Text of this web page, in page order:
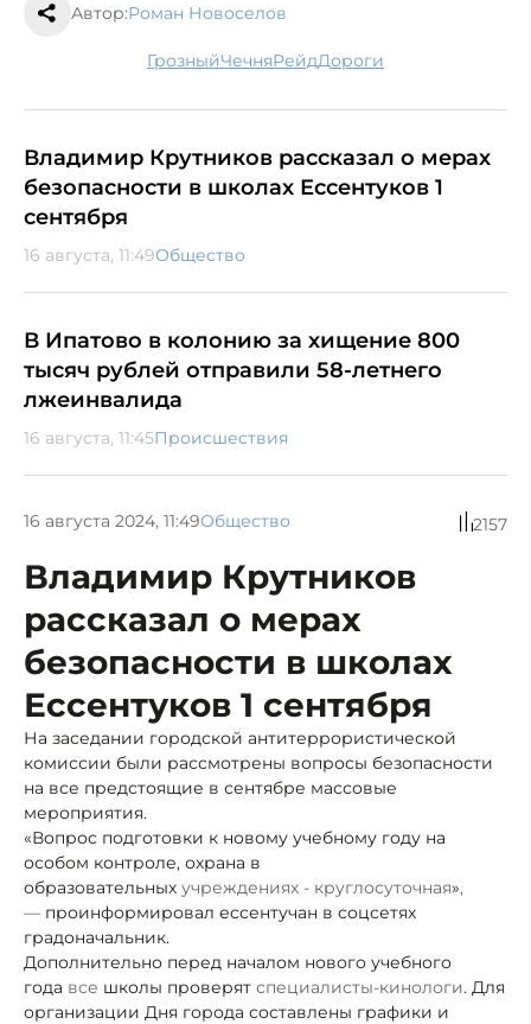
Автор:Роман Новоселов
Грозный Чечня рейд дороги
Владимир Крутников рассказал о мерах
безопасности в школах Ессентуков 1
сентября
16 августа, 11:49Общество
В Ипатово в колонию за хищение 800
тысяч рублей отправили 58-летнего
лжеинвалида
16 августа, 11:45Происшествия
16 августа 2024, 11:49Общество 2157
Владимир Крутников
рассказал о мерах
безопасности в школах
Ессентуков 1 сентября
На заседании городской антитеррористической
комиссии были рассмотрены вопросы безопасности
на все предстоящие в сентябре массовые
мероприятия.
«Вопрос подготовки к новому учебному году на
особом контроле, охрана в
образовательных учреждениях - круглосуточная»,
— проинформировал ессентучан в соцсетях
градоначальник.
Дополнительно перед началом нового учебного
года все школы проверят специалисты-кинологи. Для
организации Дня города составлены графики и